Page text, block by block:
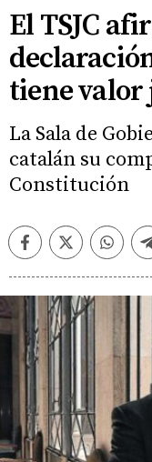
El TSJC
tiene
La Sala de
catalán su
Constitución
FacebookTwitter